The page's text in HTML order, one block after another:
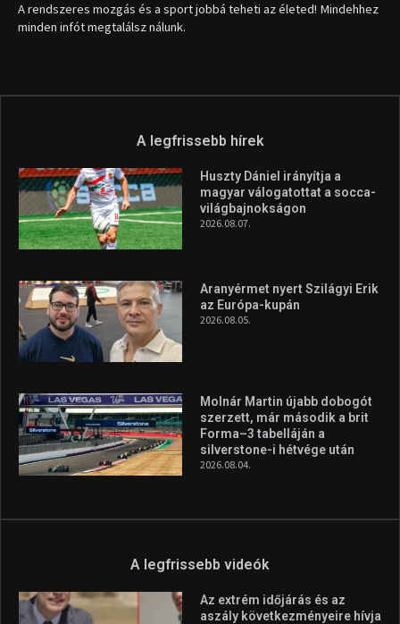
A rendszeres mozgás és a sport jobbá teheti az életed! Mindehhez
minden infót megtalálsz nálunk.
A legfrissebb hírek
Huszty Dániel irányítja a
magyar válogatottat a socca-
világbajnokságon
2026.08.07.
Aranyérmet nyert Szilágyi Erik
az Európa-kupán
2026.08.05.
Molnár Martin újabb dobogót
szerzett, már második a brit
Forma–3 tabelláján a
silverstone-i hétvége után
2026.08.04.
A legfrissebb videók
Az extrém időjárás és az
aszály következményeire hívja